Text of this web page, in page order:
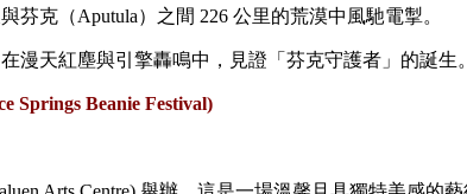
芬克（Aputula）之間 226 公里的荒漠中風馳電掣。
漫天紅塵與引擎轟鳴中，見證「芬克守護者」的誕生。
Springs Beanie Festival)